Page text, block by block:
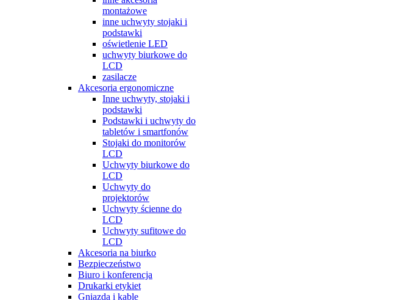
montażowe
inne uchwyty stojaki i
podstawki
oświetlenie LED
uchwyty biurkowe do
LCD
zasilacze
Akcesoria ergonomiczne
Inne uchwyty, stojaki i
podstawki
Podstawki i uchwyty do
tabletów i smartfonów
Stojaki do monitorów
LCD
Uchwyty biurkowe do
LCD
Uchwyty do
projektorów
Uchwyty ścienne do
LCD
Uchwyty sufitowe do
LCD
Akcesoria na biurko
Bezpieczeństwo
Biuro i konferencja
Drukarki etykiet
Gniazda i kable